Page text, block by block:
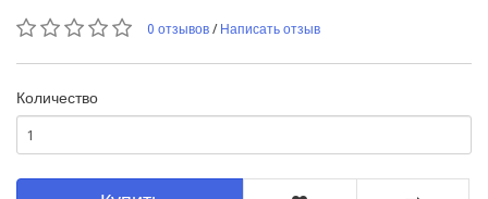
0 отзывов / Написать отзыв
Количество